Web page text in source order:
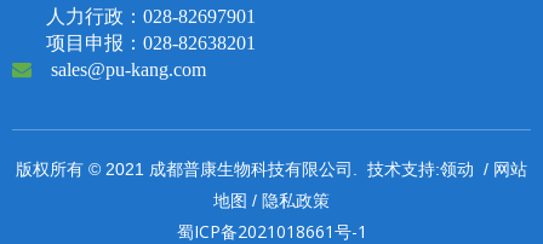
人力行政：028-82697901
项目申报：028-82638201
 sales@pu-kang.com
版权所有 © 2021 成都普康生物科技有限公司. 技术支持:领动 / 网站
地图 / 隐私政策
蜀ICP备2021018661号-1